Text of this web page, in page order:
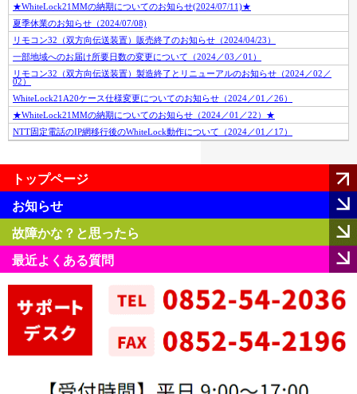
★WhiteLock21MMの納期についてのお知らせ(2024/07/11)★
夏季休業のお知らせ（2024/07/08)
リモコン32（双方向伝送装置）販売終了のお知らせ（2024/04/23）
一部地域へのお届け所要日数の変更について（2024／03／01）
リモコン32（双方向伝送装置）製造終了とリニューアルのお知らせ（2024／02／
02）
WhiteLock21A20ケース仕様変更についてのお知らせ（2024／01／26）
★WhiteLock21MMの納期についてのお知らせ（2024／01／22）★
NTT固定電話のIP網移行後のWhiteLock動作について（2024／01／17）
トップページ
お知らせ
故障かな？と思ったら
最近よくある質問